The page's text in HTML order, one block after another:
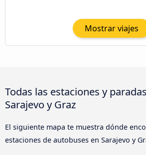
Mostrar viajes
Todas las estaciones y
Sarajevo y Graz
El siguiente mapa te muestra dónde
estaciones de autobuses en Sarajevo y